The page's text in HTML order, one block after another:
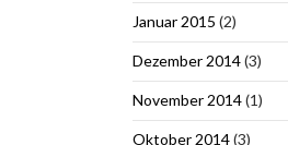
Januar 2015 (2)
Dezember 2014(3)
November 2014(1)
Oktober 2014(3)